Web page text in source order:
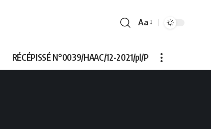
Font
Aa
RÉCÉPISSÉ N°0039/HAAC/12-2021/pl/P